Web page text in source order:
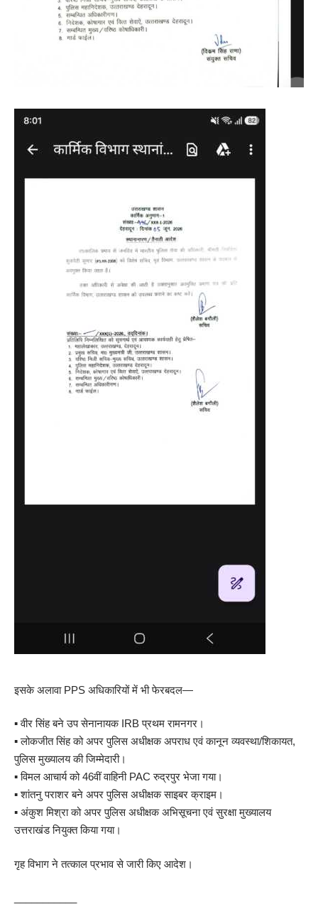
इसके अलावा PPS अधिकारियों में भी फेरबदल—
▪️ वीर सिंह बने उप सेनानायक IRB प्रथम रामनगर।
▪️ लोकजीत सिंह को अपर पुलिस अधीक्षक अपराध एवं कानून व्यवस्था/शिकायत,
पुलिस मुख्यालय की जिम्मेदारी।
▪️ विमल आचार्य को 46वीं वाहिनी PAC रुद्रपुर भेजा गया।
▪️ शांतनु पराशर बने अपर पुलिस अधीक्षक साइबर क्राइम।
▪️ अंकुश मिश्रा को अपर पुलिस अधीक्षक अभिसूचना एवं सुरक्षा मुख्यालय
उत्तराखंड नियुक्त किया गया।
गृह विभाग ने तत्काल प्रभाव से जारी किए आदेश।